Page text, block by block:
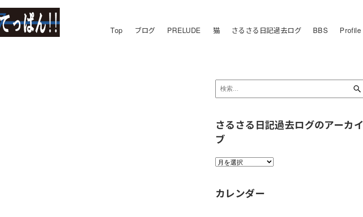
Top ブログ PRELUDE 猫 さるさる日記過去ログ BBS Profile
さるさる日記過去ログのアーカイ
ブ
さ
る
カレンダー